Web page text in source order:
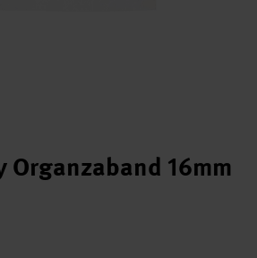
Organzaband 16mm